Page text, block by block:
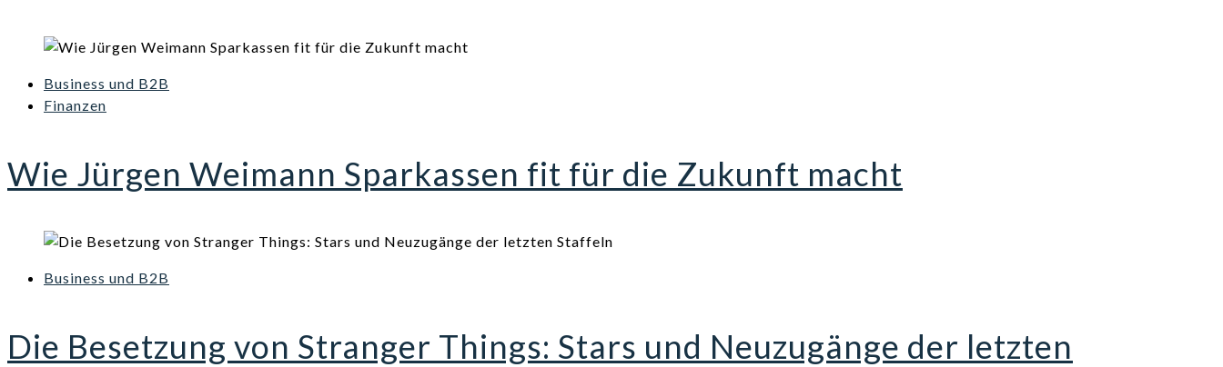
Business und B2B
Finanzen
Wie Jürgen Weimann Sparkassen fit für die Zukunft macht
Business und B2B
Die Besetzung von Stranger Things: Stars und Neuzugänge der letzten